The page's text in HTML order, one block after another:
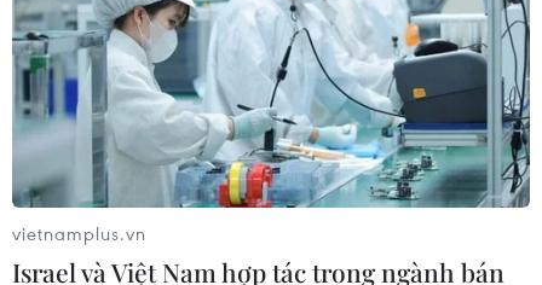
lại các hạn chế thương mại đơn phương.
vietnamplus.vn
Israel và Việt Nam hợp tác trong ngành bán